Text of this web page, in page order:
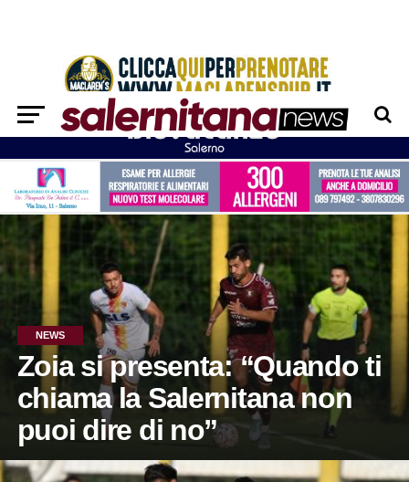
NEWS
Zoia si presenta: “Quando ti
chiama la Salernitana non
puoi dire di no”